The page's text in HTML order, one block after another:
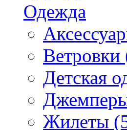
Одежда
Ветровки
Детская
Жилеты